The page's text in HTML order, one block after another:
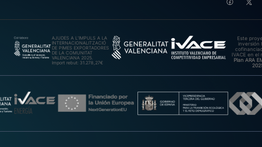
AJUDES A L’IMPULS A LA
INTERNACIONALITZACIÓ
DE PIMES EXPORTADORES
DE LA COMUNITAT
VALENCIANA 2025.
Import rebut: 31.278,27€
Este
inversión
IVACE en el
Plan ARA